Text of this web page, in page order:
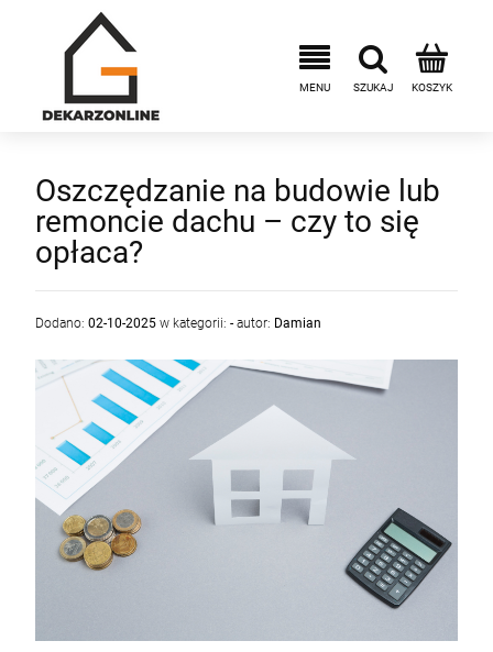
Oszczędzanie na budowie lub
remoncie dachu – czy to się
opłaca?
Dodano: 02-10-2025 w kategorii: - autor: Damian